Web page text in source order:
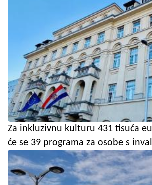
Za inkluzivnu kulturu 431 tisuća
će se 39 programa za osobe s